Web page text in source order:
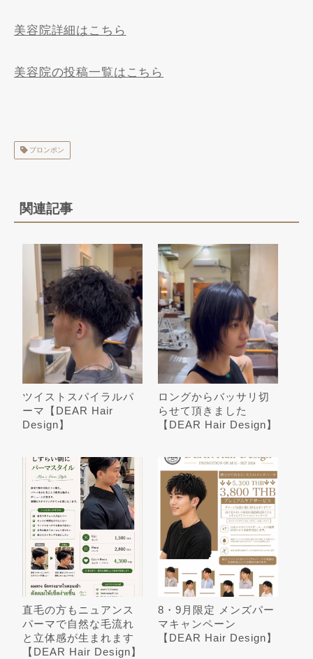
美容院詳細はこちら
美容院の投稿一覧はこちら
プロンポン
関連記事
ツイストスパイラルパ
ーマ【DEAR Hair
Design】
ロングからバッサリ切
らせて頂きました
【DEAR Hair Design】
直毛の方もニュアンス
パーマで自然な毛流れ
と立体感が生まれます
【DEAR Hair Design】
8・9月限定 メンズパー
マキャンペーン
【DEAR Hair Design】